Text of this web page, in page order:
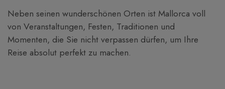
Neben seinen wunderschönen Orten ist Mallorca voll
von Veranstaltungen, Festen, Traditionen und
Momenten, die Sie nicht verpassen dürfen, um Ihre
Reise absolut perfekt zu machen.